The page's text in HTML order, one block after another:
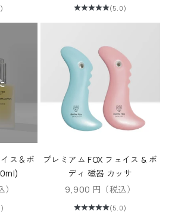
(5.0)
ス＆ボ
プレミアム FOX フェイス & ボ
ディ 磁器 カッサ
セール価格
9,900 円（税込）
(5.0)